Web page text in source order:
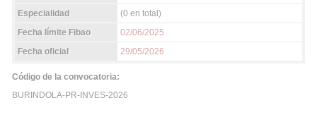
Especialidad
(0 en total)
Fecha límite Fibao
02/06/2025
Fecha oficial
29/05/2026
Código de la convocatoria:
BURINDOLA-PR-INVES-2026